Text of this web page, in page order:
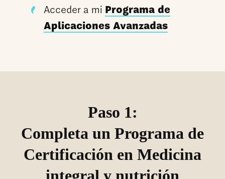
Acceder a mi Programa de
Aplicaciones Avanzadas
Paso 1:
Completa un Programa de
Certificación en Medicina
integral y nutrición